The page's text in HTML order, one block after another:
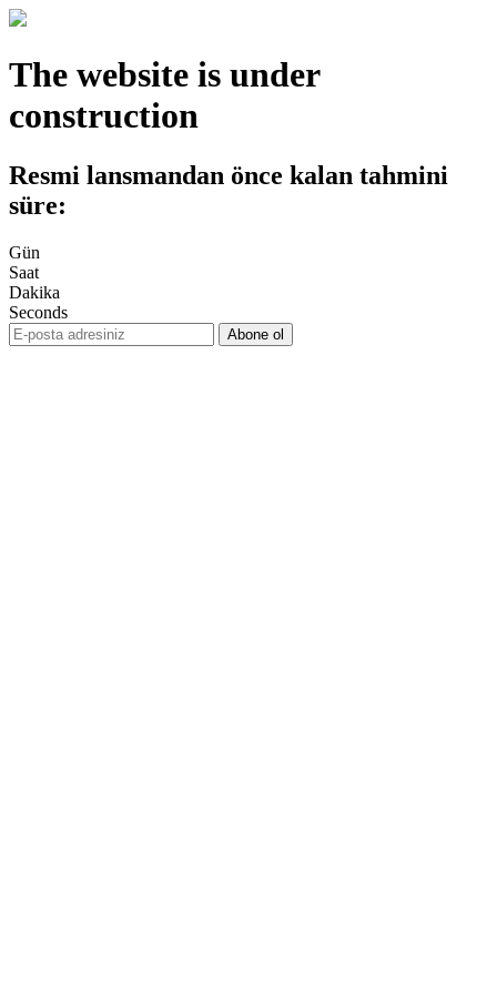
The website is under
construction
Resmi lansmandan önce kalan tahmini
süre:
Gün
Saat
Dakika
Seconds